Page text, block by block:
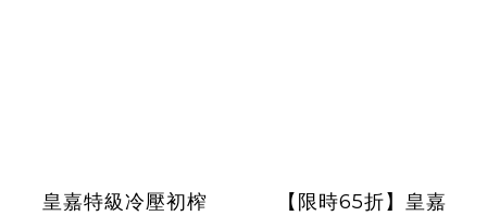
皇嘉特級冷壓初榨
【限時65折】皇嘉